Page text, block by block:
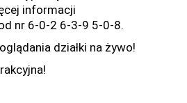
informacji
nr 6-0-2 6-3-9 5-0-8.
działki na żywo!